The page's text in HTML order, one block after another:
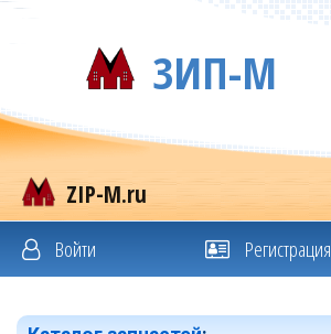
ЗИП-М
ZIP-M.ru
Войти Регистрация